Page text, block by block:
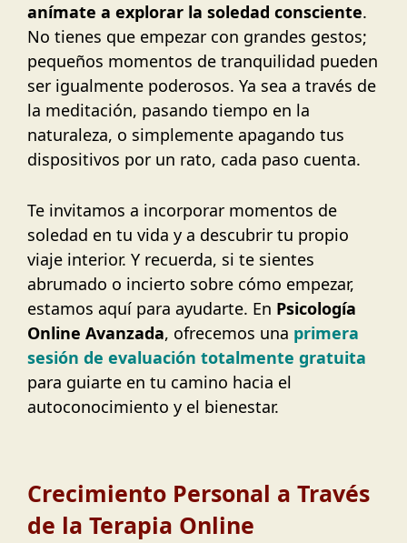
anímate a explorar la soledad consciente.
No tienes que empezar con grandes gestos;
pequeños momentos de tranquilidad pueden
ser igualmente poderosos. Ya sea a través de
la meditación, pasando tiempo en la
naturaleza, o simplemente apagando tus
dispositivos por un rato, cada paso cuenta.
Te invitamos a incorporar momentos de
soledad en tu vida y a descubrir tu propio
viaje interior. Y recuerda, si te sientes
abrumado o incierto sobre cómo empezar,
estamos aquí para ayudarte. En Psicología
Online Avanzada, ofrecemos una primera
sesión de evaluación totalmente gratuita
para guiarte en tu camino hacia el
autoconocimiento y el bienestar.
Crecimiento Personal a Través
de la Terapia Online